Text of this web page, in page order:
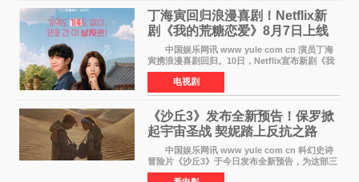
丁海寅回归浪漫喜剧！Netflix新
剧《我的荒糖恋爱》8月7日上线
中国娱乐网讯 www yule com cn 演员丁海
寅携浪漫喜剧回归。10日，Netflix宣布新剧《我
的荒糖恋爱》将于下月7日上线。 《我的荒糖
恋爱》是一部浪漫喜剧，讲述患上失忆症的检察
官高恩彩与
电视剧
《沙丘3》发布全新预告！保罗掀
起宇宙圣战 契妮踏上反抗之路
中国娱乐网讯 www yule com cn 科幻史诗
冒险片《沙丘3》于今日发布全新预告，为这部三
部曲最终章揭开神秘面纱。预告中展现了17年过